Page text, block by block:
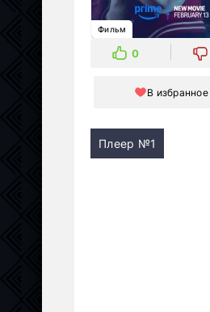
Фильм
0
В избранное
Плеер №1